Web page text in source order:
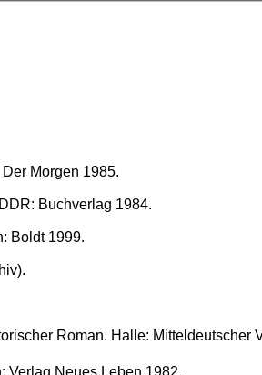
Morgen 1985.
Buchverlag 1984.
Boldt 1999.
Roman. Halle: Mitteldeutscher